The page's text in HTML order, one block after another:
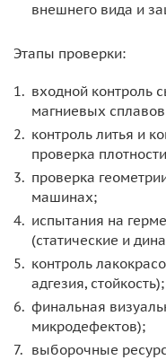
внешнего вида и
Этапы проверки:
входной контроль
магниевых
контроль литья и
проверка
проверка
машинах;
испытания на
(статические и
контроль
адгезия, стойкость);
финальная
микродефектов);
выборочные